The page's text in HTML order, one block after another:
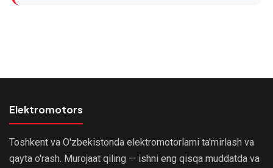
kapital
Elektromotorni
Elektromotors
Toshkent va O'zbekistonda elektromotorlarni ta'mirlash va
qayta o'rash. Murojaat qiling — ishni eng qisqa muddatda va